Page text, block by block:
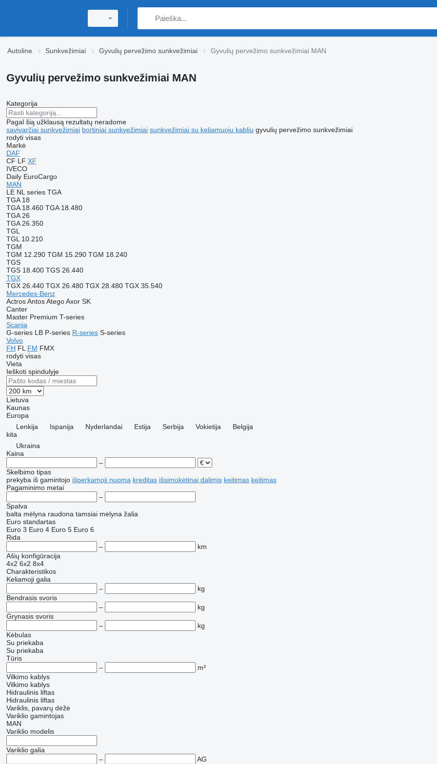
Autoline Sunkvežimiai Gyvulių pervežimo sunkvežimiai Gyvulių pervežimo sunkvežimiai MAN
Gyvulių pervežimo sunkvežimiai MAN
Kategorija
Pagal šią užklausą rezultatų neradome
savivarčiai sunkvežimiai bortiniai sunkvežimiai sunkvežimiai su keliamuoju kabliu gyvulių pervežimo sunkvežimiai
rodyti visas
Markė
DAF
CF LF XF
IVECO
Daily EuroCargo
MAN
LE NL series TGA
TGA 18
TGA 18.460 TGA 18.480
TGA 26
TGA 26.350
TGL
TGL 10.210
TGM
TGM 12.290 TGM 15.290 TGM 18.240
TGS
TGS 18.400 TGS 26.440
TGX
TGX 26.440 TGX 26.480 TGX 28.480 TGX 35.540
Mercedes-Benz
Actros Antos Atego Axor SK
Canter
Master Premium T-series
Scania
G-series LB P-series R-series S-series
Volvo
FH FL FM FMX
rodyti visas
Vieta
Ieškoti spindulyje
Lietuva
Kaunas
Europa
Lenkija
Ispanija Nyderlandai Estija Serbija Vokietija
Belgija
kita
Ukraina
Kaina
–
Skelbimo tipas
prekyba iš gamintojo išperkamoji nuoma kreditas išsimokėtinai dalimis keitimas keitimas
Pagaminimo metai
–
Spalva
balta mėlyna raudona tamsiai mėlyna žalia
Euro standartas
Euro 3 Euro 4 Euro 5 Euro 6
Rida
–
km
Ašių konfigūracija
4x2 6x2 8x4
Charakteristikos
Keliamoji galia
–
kg
Bendrasis svoris
–
kg
Grynasis svoris
–
kg
Kėbulas
Su priekaba
Su priekaba
Tūris
–
m³
Vilkimo kablys
Vilkimo kablys
Hidraulinis liftas
Hidraulinis liftas
Variklis, pavarų dėžė
Variklio gamintojas
MAN
Variklio modelis
Variklio galia
–
AG